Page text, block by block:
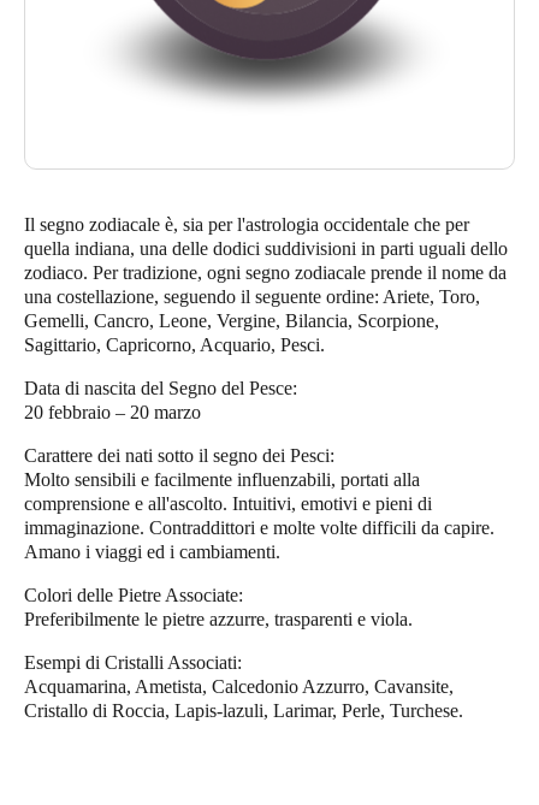
Il segno zodiacale è, sia per l'astrologia occidentale che per
quella indiana, una delle dodici suddivisioni in parti uguali dello
zodiaco. Per tradizione, ogni segno zodiacale prende il nome da
una costellazione, seguendo il seguente ordine: Ariete, Toro,
Gemelli, Cancro, Leone, Vergine, Bilancia, Scorpione,
Sagittario, Capricorno, Acquario, Pesci.
Data di nascita del Segno del Pesce:
20 febbraio – 20 marzo
Carattere dei nati sotto il segno dei Pesci:
Molto sensibili e facilmente influenzabili, portati alla
comprensione e all'ascolto. Intuitivi, emotivi e pieni di
immaginazione. Contraddittori e molte volte difficili da capire.
Amano i viaggi ed i cambiamenti.
Colori delle Pietre Associate:
Preferibilmente le pietre azzurre, trasparenti e viola.
Esempi di Cristalli Associati:
Acquamarina, Ametista, Calcedonio Azzurro, Cavansite,
Cristallo di Roccia, Lapis-lazuli, Larimar, Perle, Turchese.